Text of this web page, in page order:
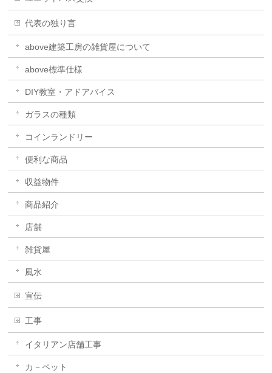
代表の独り言
above建築工房の雑貨屋について
above標準仕様
DIY教室・アドアバイス
ガラスの種類
コインランドリー
便利な商品
収益物件
商品紹介
店舗
雑貨屋
風水
宣伝
工事
イタリアン店舗工事
カ－ペット